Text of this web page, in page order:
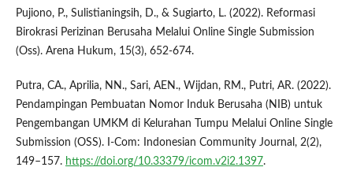
Pujiono, P., Sulistianingsih, D., & Sugiarto, L. (2022). Reformasi
Birokrasi Perizinan Berusaha Melalui Online Single Submission
(Oss). Arena Hukum, 15(3), 652-674.
Putra, CA., Aprilia, NN., Sari, AEN., Wijdan, RM., Putri, AR. (2022).
Pendampingan Pembuatan Nomor Induk Berusaha (NIB) untuk
Pengembangan UMKM di Kelurahan Tumpu Melalui Online Single
Submission (OSS). I-Com: Indonesian Community Journal, 2(2),
149–157. https://doi.org/10.33379/icom.v2i2.1397.